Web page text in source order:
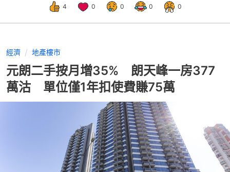
4 0 0 0 0
經濟 地產樓市
元朗二手按月增35% 朗天峰一房377
萬沽 單位僅1年扣使費賺75萬